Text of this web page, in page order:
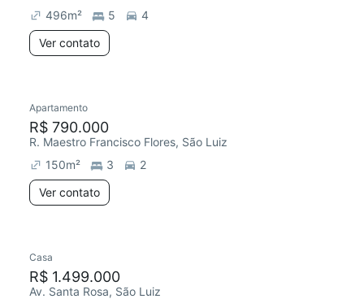
496m² 5
4
Ver contato
Apartamento
R$ 790.000
R. Maestro Francisco Flores, São Luiz
150m² 3
2
Ver contato
Casa
R$ 1.499.000
Av. Santa Rosa, São Luiz